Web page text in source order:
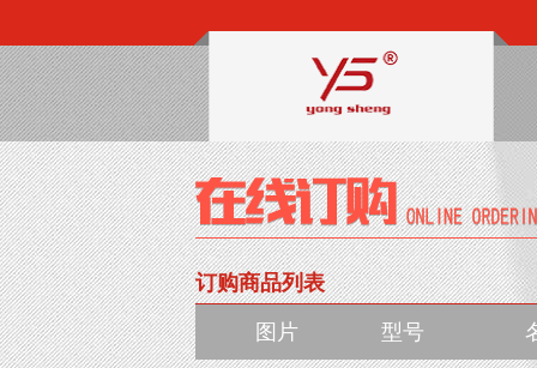
订购商品列表
图片 型号